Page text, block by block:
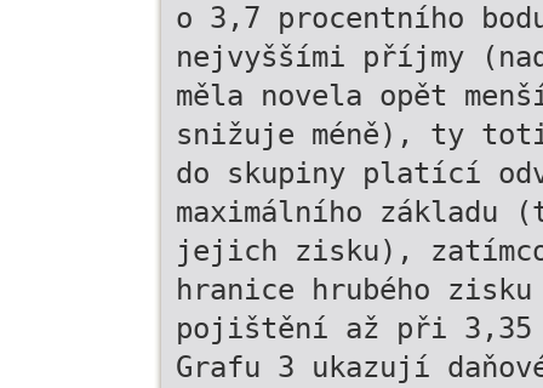
o 3,7 procentního
nejvyššími příjmy
měla novela opět
snižuje méně), ty
do skupiny platící
maximálního základu
jejich zisku), zatímco
hranice hrubého
pojištění až při 3,35
Grafu 3 ukazují